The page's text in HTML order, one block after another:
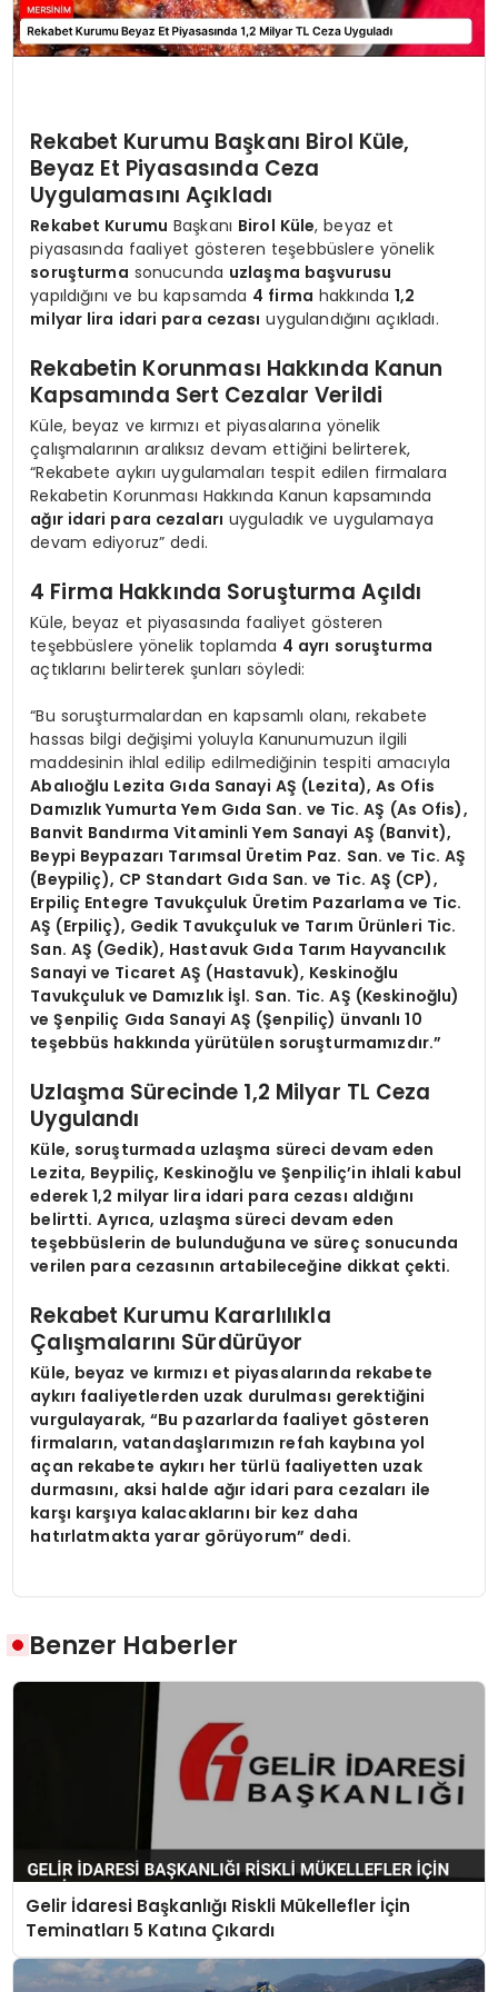
Rekabet Kurumu Başkanı Birol Küle,
Beyaz Et Piyasasında Ceza
Uygulamasını Açıkladı
Rekabet Kurumu Başkanı Birol Küle, beyaz et
piyasasında faaliyet gösteren teşebbüslere yönelik
soruşturma sonucunda uzlaşma başvurusu
yapıldığını ve bu kapsamda 4 firma hakkında1,2
milyar lira idari para cezası uygulandığını açıkladı.
Rekabetin Korunması Hakkında Kanun
Kapsamında Sert Cezalar Verildi
Küle, beyaz ve kırmızı et piyasalarına yönelik
çalışmalarının aralıksız devam ettiğini belirterek,
“Rekabete aykırı uygulamaları tespit edilen firmalara
Rekabetin Korunması Hakkında Kanun kapsamında
ağır idari para cezaları uyguladık ve uygulamaya
devam ediyoruz” dedi.
4 Firma Hakkında Soruşturma Açıldı
Küle, beyaz et piyasasında faaliyet gösteren
teşebbüslere yönelik toplamda 4 ayrı soruşturma
açtıklarını belirterek şunları söyledi:
“Bu soruşturmalardan en kapsamlı olanı, rekabete
hassas bilgi değişimi yoluyla Kanunumuzun ilgili
maddesinin ihlal edilip edilmediğinin tespiti amacıyla
Abalıoğlu Lezita Gıda Sanayi AŞ (Lezita), As Ofis
Damızlık Yumurta Yem Gıda San. ve Tic. AŞ (As Ofis),
Banvit Bandırma Vitaminli Yem Sanayi AŞ (Banvit),
Beypi Beypazarı Tarımsal Üretim Paz. San. ve Tic. AŞ
(Beypiliç), CP Standart Gıda San. ve Tic. AŞ (CP),
Erpiliç Entegre Tavukçuluk Üretim Pazarlama ve Tic.
AŞ (Erpiliç), Gedik Tavukçuluk ve Tarım Ürünleri Tic.
San. AŞ (Gedik), Hastavuk Gıda Tarım Hayvancılık
Sanayi ve Ticaret AŞ (Hastavuk), Keskinoğlu
Tavukçuluk ve Damızlık İşl. San. Tic. AŞ (Keskinoğlu)
ve Şenpiliç Gıda Sanayi AŞ (Şenpiliç) ünvanlı 10
teşebbüs hakkında yürütülen soruşturmamızdır.”
Uzlaşma Sürecinde 1,2 Milyar TL Ceza
Uygulandı
Küle, soruşturmada uzlaşma süreci devam eden
Lezita, Beypiliç, Keskinoğlu ve Şenpiliç’in ihlali kabul
ederek 1,2 milyar lira idari para cezası aldığını
belirtti. Ayrıca, uzlaşma süreci devam eden
teşebbüslerin de bulunduğuna ve süreç sonucunda
verilen para cezasının artabileceğine dikkat çekti.
Rekabet Kurumu Kararlılıkla
Çalışmalarını Sürdürüyor
Küle, beyaz ve kırmızı et piyasalarında rekabete
aykırı faaliyetlerden uzak durulması gerektiğini
vurgulayarak, “Bu pazarlarda faaliyet gösteren
firmaların, vatandaşlarımızın refah kaybına yol
açan rekabete aykırı her türlü faaliyetten uzak
durmasını, aksi halde ağır idari para cezaları ile
karşı karşıya kalacaklarını bir kez daha
hatırlatmakta yarar görüyorum” dedi.
Benzer Haberler
Gelir İdaresi Başkanlığı Riskli Mükellefler İçin
Teminatları 5 Katına Çıkardı